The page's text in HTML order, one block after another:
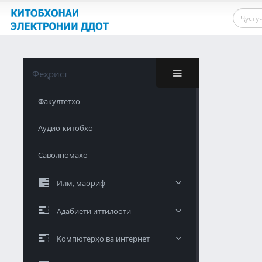
Феҳрист
Факултетхо
Аудио-китобхо
Саволномахо
Илм, маориф
Адабиёти иттилоотӣ
Компютерҳо ва интернет